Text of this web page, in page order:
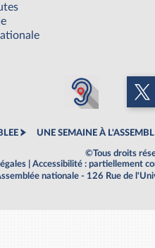
UNE SEMAINE À
©Tous droits
Accessibilité : partiellement
nationale - 126 Rue de